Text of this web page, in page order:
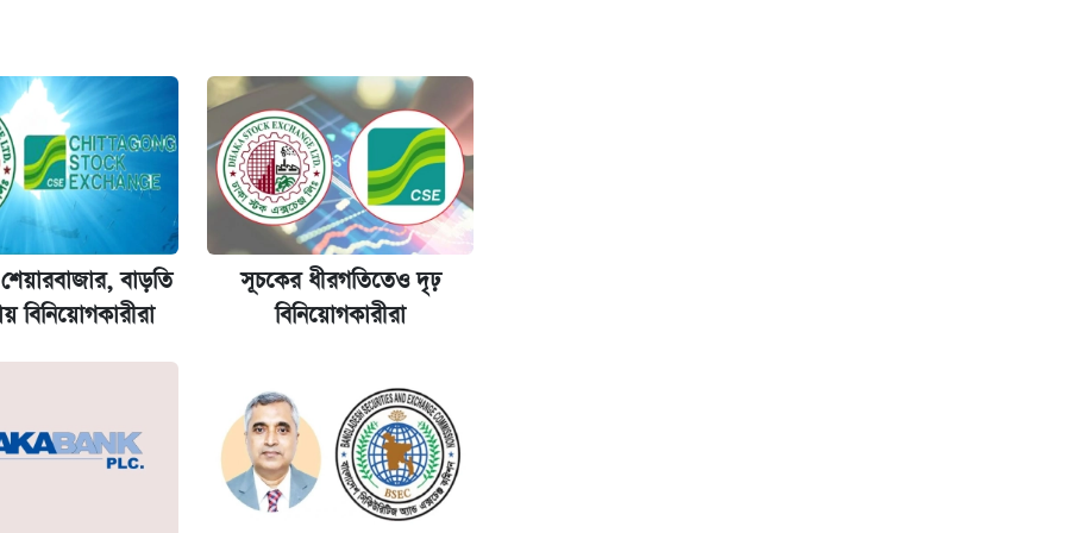
খান
বন্ধ
গেল
বাড়তি
বিনিয়োগকারীরা
সূচকের ধীরগতিতেও দৃঢ়
বিনিয়োগকারীরা